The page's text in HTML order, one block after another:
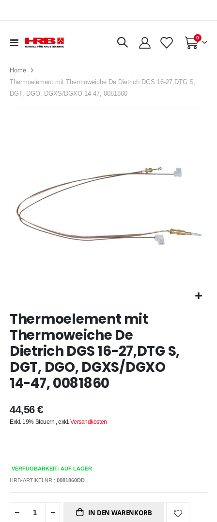
Navigation
Warenkorb
0Artikel
Home
Thermoelement mit Thermoweiche De Dietrich DGS 16-27,DTG S,
DGT, DGO, DGXS/DGXO 14-47, 0081860
Anfang
Bildergalerie
springen
Thermoelement mit
Thermoweiche De
Dietrich DGS 16-27,DTG S,
DGT, DGO, DGXS/DGXO
14-47, 0081860
44,56 €
Exkl. 19% Steuern ,exkl.Versandkosten
VERFÜGBARKEIT: AUF LAGER
HRB-ARTIKELNR.: 0081860DD
IN DEN WARENKORB